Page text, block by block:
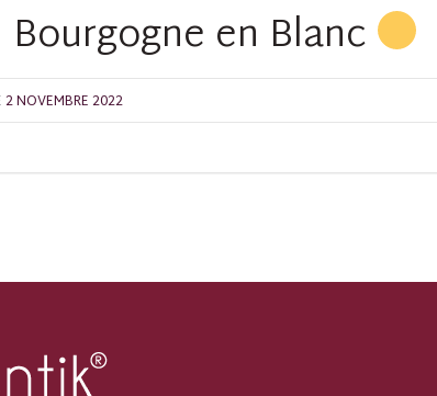
en Blanc
2 NOVEMBRE 2022